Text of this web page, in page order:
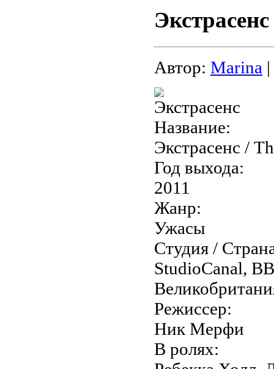
Автор: Marina
Название:
Экстрасенс /
Год выхода:
2011
Жанр:
Ужасы
Студия /
StudioCanal,
Режиссер:
Ник Мерфи
В ролях: